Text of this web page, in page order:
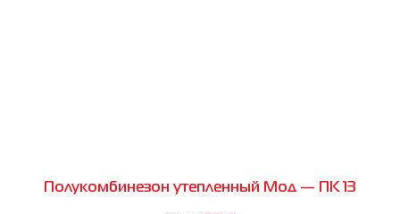
Полукомбинезон утепленный Мод — ПК 13